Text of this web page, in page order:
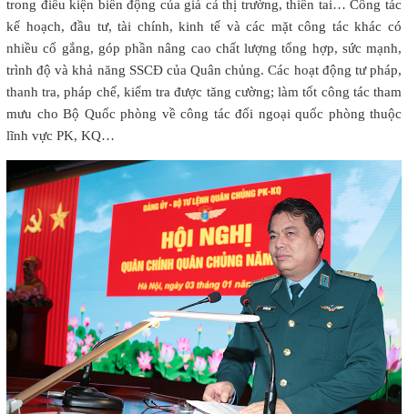
trong điều kiện biến động của giá cả thị trường, thiên tai… Công tác
kế hoạch, đầu tư, tài chính, kinh tế và các mặt công tác khác có
nhiều cố gắng, góp phần nâng cao chất lượng tổng hợp, sức mạnh,
trình độ và khả năng SSCĐ của Quân chủng. Các hoạt động tư pháp,
thanh tra, pháp chế, kiểm tra được tăng cường; làm tốt công tác tham
mưu cho Bộ Quốc phòng về công tác đối ngoại quốc phòng thuộc
lĩnh vực PK, KQ…